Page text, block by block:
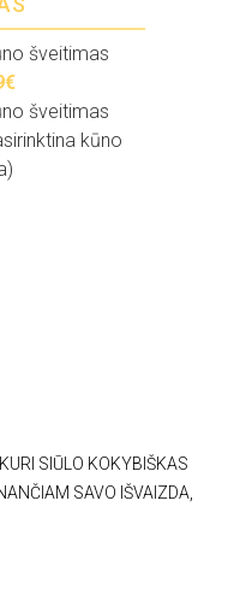
šveitimas
šveitimas
kūno
SIŪLO KOKYBIŠKAS
SAVO IŠVAIZDA,